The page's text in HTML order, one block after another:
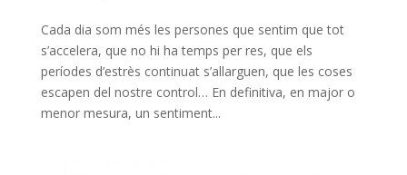
Cada dia som més les persones que sentim que tot
s’accelera, que no hi ha temps per res, que els
períodes d’estrès continuat s’allarguen, que les coses
escapen del nostre control… En definitiva, en major o
menor mesura, un sentiment...